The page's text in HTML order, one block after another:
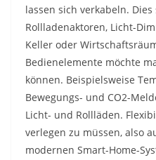
lassen sich verkabeln.
Rollladenaktoren, Licht-
Keller oder
Bedienelemente möchte
können. Beispielsweise
Bewegungs- und CO2-
Licht- und Rollläden.
verlegen zu müssen, also
modernen Smart-Home-